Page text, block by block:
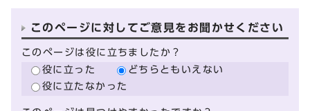
このページに対してご意見をお聞かせください
このページは役に立ちましたか？
役に立った
どちらともいえない
役に立たなかった